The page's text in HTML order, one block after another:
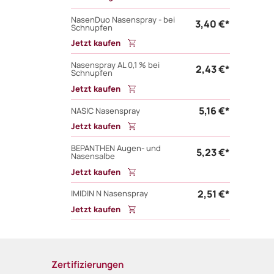
NasenDuo Nasenspray - bei
Schnupfen 3,40 €*
Jetzt kaufen
Nasenspray AL 0,1 % bei
Schnupfen 2,43 €*
Jetzt kaufen
NASIC Nasenspray
5,16 €*
Jetzt kaufen
BEPANTHEN Augen- und
Nasensalbe 5,23 €*
Jetzt kaufen
IMIDIN N Nasenspray
2,51 €*
Jetzt kaufen
Zertifizierungen